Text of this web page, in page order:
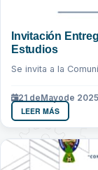
Invitación
Estudios
Se invita a la
21 deMayode 2025
LEER MÁS